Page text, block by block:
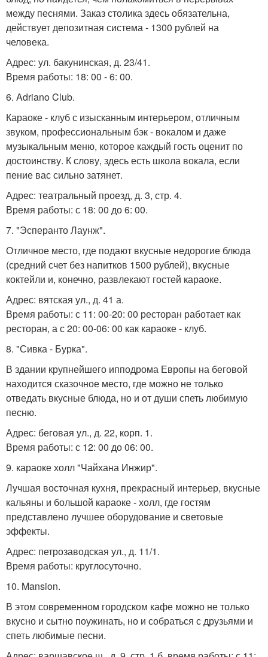
между песнями. Заказ столика здесь обязательна,
действует депозитная система - 1300 рублей на
человека.
Адрес: ул. бакунинская, д. 23/41.
Время работы: 18: 00 - 6: 00.
6. Adriano Club.
Караоке - клуб с изысканным интерьером, отличным
звуком, профессиональным бэк - вокалом и даже
музыкальным меню, которое каждый гость оценит по
достоинству. К слову, здесь есть школа вокала, если
пение вас сильно затянет.
Адрес: театральный проезд, д. 3, стр. 4.
Время работы: с 18: 00 до 6: 00.
7. "Эсперанто Лаунж".
Отличное место, где подают вкусные недорогие блюда
(средний счет без напитков 1500 рублей), вкусные
коктейли и, конечно, развлекают гостей караоке.
Адрес: вятская ул., д. 41 а.
Время работы: с 11: 00-20: 00 ресторан работает как
ресторан, а с 20: 00-06: 00 как караоке - клуб.
8. "Сивка - Бурка".
В здании крупнейшего ипподрома Европы на беговой
находится сказочное место, где можно не только
отведать вкусные блюда, но и от души спеть любимую
песню.
Адрес: беговая ул., д. 22, корп. 1.
Время работы: с 12: 00 до 06: 00.
9. караоке холл "Чайхана Инжир".
Лучшая восточная кухня, прекрасный интерьер, вкусные
кальяны и большой караоке - холл, где гостям
представлено лучшее оборудование и световые
эффекты.
Адрес: петрозаводская ул., д. 11/1.
Время работы: круглосуточно.
10. Mansion.
В этом современном городском кафе можно не только
вкусно и сытно поужинать, но и собраться с друзьями и
спеть любимые песни.